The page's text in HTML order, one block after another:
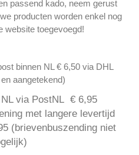
passend kado, neem gerust
producten worden enkel nog
website toegevoegd!
binnen NL € 6,50 via DHL
aangetekend)
via PostNL € 6,95
met langere levertijd
(brievenbuszending niet